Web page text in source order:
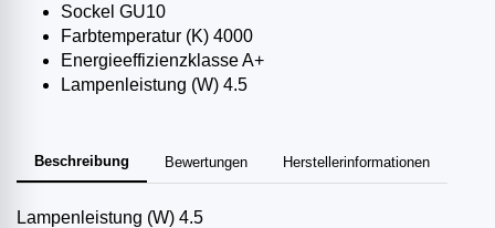
Sockel GU10
Farbtemperatur (K) 4000
Energieeffizienzklasse A+
Lampenleistung (W) 4.5
Beschreibung Bewertungen Herstellerinformationen
Lampenleistung (W) 4.5